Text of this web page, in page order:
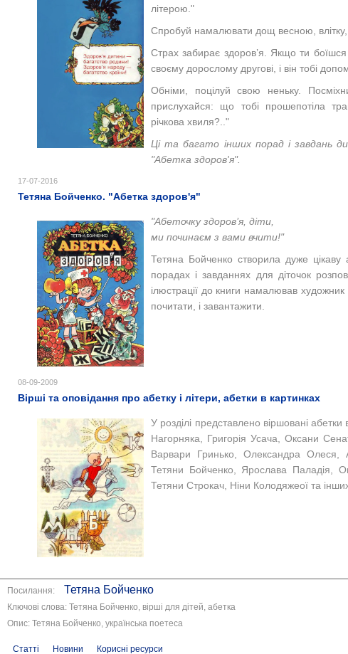
літерою."
Спробуй намалювати дощ весною,
Страх забирає здоров’я. Якщо ти
своєму дорослому другові, і він тобі
Обніми, поцілуй свою неньку.
прислухайся: що тобі прошепотіла
річкова хвиля?.."
Ці та багато інших порад і завдань
"Абетка здоров'я".
17-07-2016
Тетяна Бойченко. "Абетка здоров'я"
"Абеточку здоров’я, діти,
ми починаєм з вами вчити!"
Тетяна Бойченко створила дуже цікаву
порадах і завданнях для діточок
ілюстрації до книги намалював художник
почитати, і завантажити.
08-09-2009
Вірші та оповідання про абетку і літери, абетки в картинках
У розділі представлено віршовані
Нагорняка, Григорія Усача, Оксани
Варвари Гринько, Олександра Олеся,
Тетяни Бойченко, Ярослава Паладія,
Тетяни Строкач, Ніни Колодяжеої та
Посилання: Тетяна Бойченко
Ключові слова: Тетяна Бойченко, вірші для дітей, абетка
Опис: Тетяна Бойченко, українська поетеса
Статті Новини Корисні ресурси